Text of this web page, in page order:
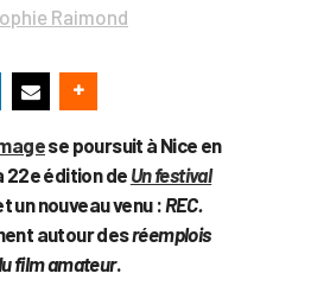
Raimond
se poursuit à Nice en
22e édition de Un festival
un nouveau venu : REC.
autour desréemplois
film amateur.